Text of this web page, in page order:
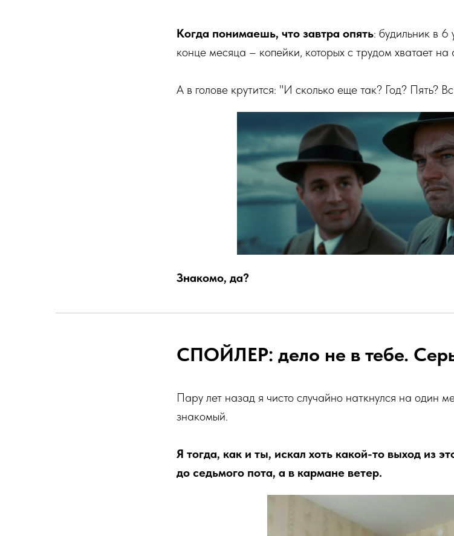
Когда понимаешь, что завтра опять: будильник в 6
конце месяца – копейки, которых с трудом хватает на
А в голове крутится: "И сколько еще так? Год? Пять?
Знакомо, да?
СПОЙЛЕР: дело не в тебе.
Пару лет назад я чисто случайно наткнулся на один
знакомый.
Я тогда, как и ты, искал хоть какой-то выход из
до седьмого пота, а в кармане ветер.